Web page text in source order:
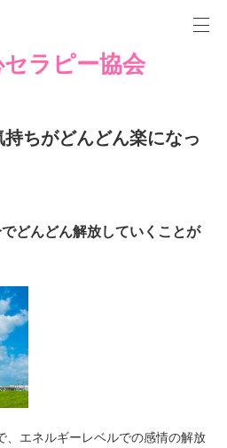
セラピー協会
ちがどんどん楽になっ
どんどん解放していくことが
、エネルギーレベルでの感情の解放